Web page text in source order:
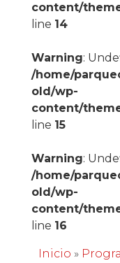
content/
line 14
Warning:
/home/
old/wp-
content/
line 15
Warning:
/home/
old/wp-
content/
line 16
Inicio »